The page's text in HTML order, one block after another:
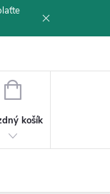
NÁKUPNÍ
košík